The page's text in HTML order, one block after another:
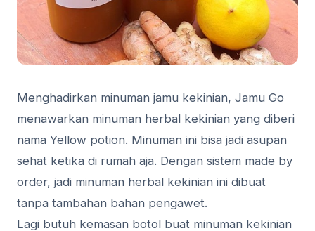
Menghadirkan minuman jamu kekinian, Jamu Go
menawarkan minuman herbal kekinian yang diberi
nama Yellow potion. Minuman ini bisa jadi asupan
sehat ketika di rumah aja. Dengan sistem made by
order, jadi minuman herbal kekinian ini dibuat
tanpa tambahan bahan pengawet.
Lagi butuh kemasan botol buat minuman kekinian